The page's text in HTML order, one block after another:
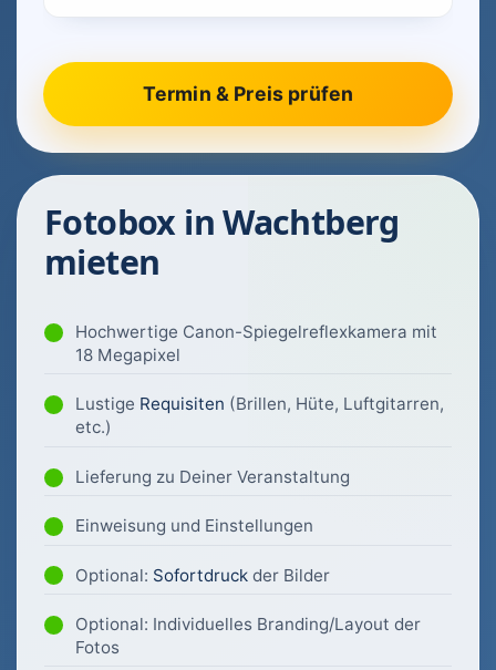
Fotobox in Wachtberg
mieten
Hochwertige Canon-Spiegelreflexkamera mit
18 Megapixel
Lustige Requisiten (Brillen, Hüte, Luftgitarren,
etc.)
Lieferung zu Deiner Veranstaltung
Einweisung und Einstellungen
Optional: Sofortdruck der Bilder
Optional: Individuelles Branding/Layout der
Fotos